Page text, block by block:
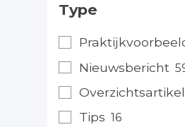
Type
Nieuwsbericht
Overzichtsartikel
Tips 16